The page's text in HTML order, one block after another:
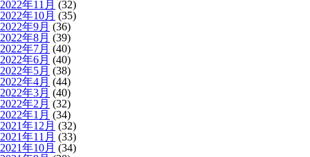
2022年11月 (32)
2022年10月 (35)
2022年9月 (36)
2022年8月 (39)
2022年7月 (40)
2022年6月 (40)
2022年5月 (38)
2022年4月 (44)
2022年3月 (40)
2022年2月 (32)
2022年1月 (34)
2021年12月 (32)
2021年11月 (33)
2021年10月 (34)